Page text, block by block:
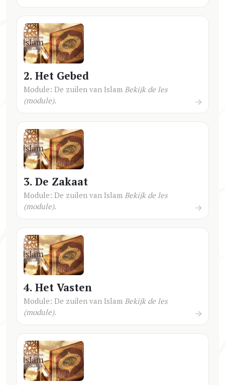
2. Het Gebed
Module: De zuilen van Islam Bekijk de les
(module).
3. De Zakaat
Module: De zuilen van Islam Bekijk de les
(module).
4. Het Vasten
Module: De zuilen van Islam Bekijk de les
(module).